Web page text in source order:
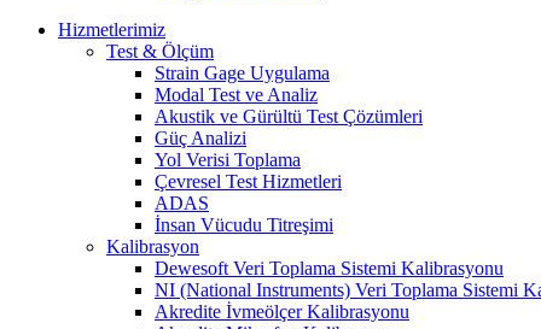
Hizmetlerimiz
Test & Ölçüm
Strain Gage Uygulama
Modal Test ve Analiz
Akustik ve Gürültü Test Çözümleri
Güç Analizi
Yol Verisi Toplama
Çevresel Test Hizmetleri
ADAS
İnsan Vücudu Titreşimi
Kalibrasyon
Dewesoft Veri Toplama Sistemi Kalibrasyonu
NI (National Instruments) Veri Toplama Sistemi
Akredite İvmeölçer Kalibrasyonu